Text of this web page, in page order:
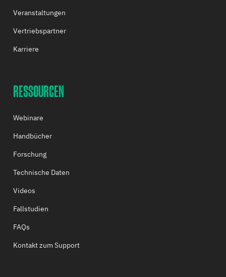
Veranstaltungen
Vertriebspartner
Karriere
RESSOURCEN
Webinare
Handbücher
Forschung
Technische Daten
Videos
Fallstudien
FAQs
Kontakt zum Support